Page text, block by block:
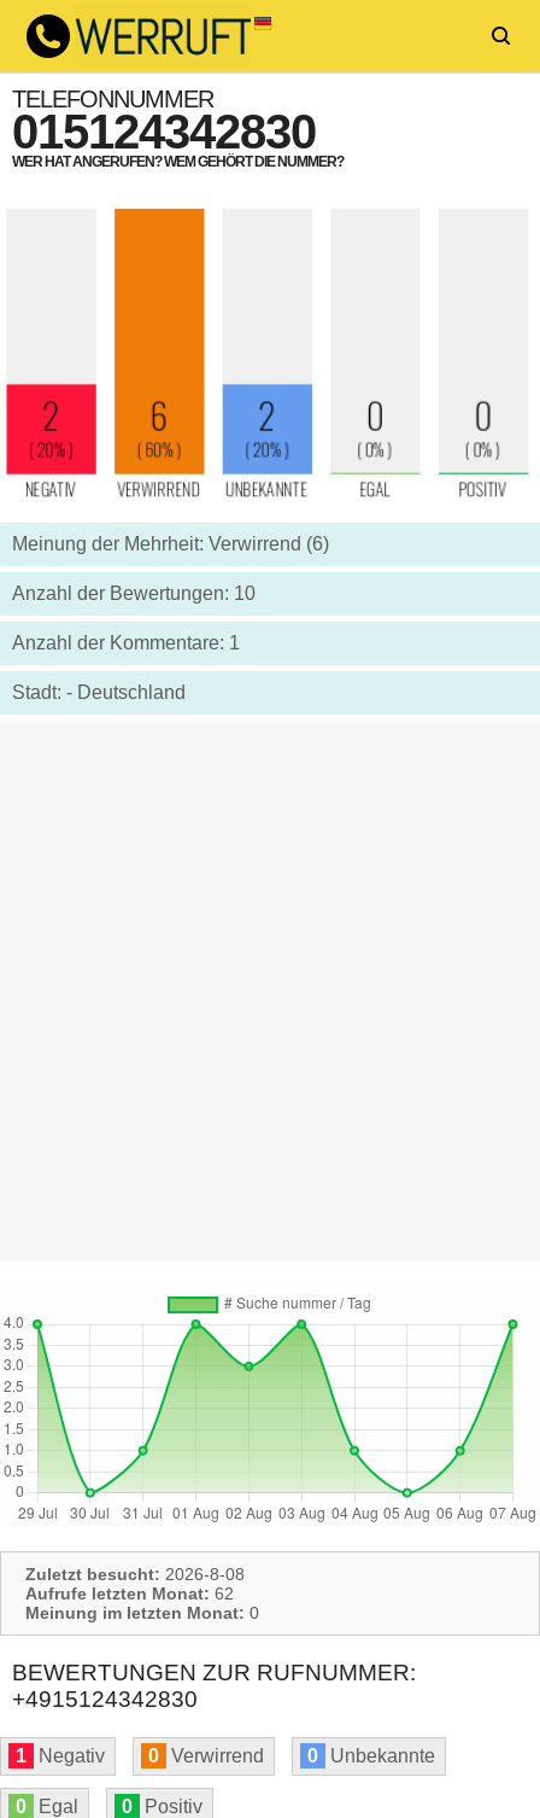
TELEFONNUMMER
015124342830
WER HAT ANGERUFEN? WEM GEHÖRT DIE NUMMER?
Meinung der Mehrheit: Verwirrend (6)
Anzahl der Bewertungen: 10
Anzahl der Kommentare: 1
Stadt: - Deutschland
Zuletzt besucht: 2026-8-08
Aufrufe letzten Monat: 62
Meinung im letzten Monat: 0
BEWERTUNGEN ZUR RUFNUMMER:
+4915124342830
1 Negativ 0 Verwirrend 0 Unbekannte
0 Egal 0 Positiv